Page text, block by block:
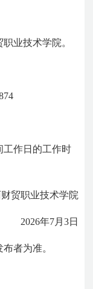
业技术学院。
工作日的工作时
贸职业技术学院
2026年7月3日
者为准。